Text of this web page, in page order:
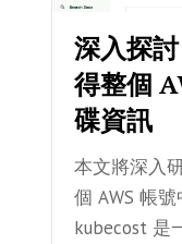
深入探
得整個
碟資訊
本文將深入
個 AWS 帳號
kubecost 是